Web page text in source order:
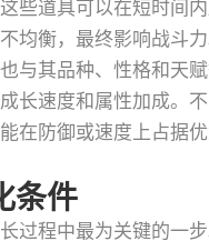
些道具可以在短时间
均衡，最终影响战斗力
与其品种、性格和天
长速度和属性加成。
在防御或速度上占据
条件
过程中最为关键的一